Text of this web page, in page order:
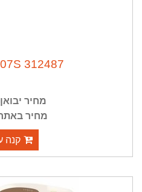
312487
מחיר
מחיר באתר:
קנה